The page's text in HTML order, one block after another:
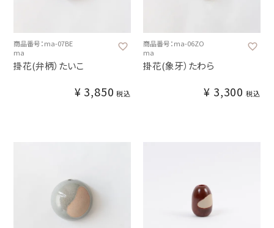
商品番号：ma-07BE
ma
掛花(弁柄）たいこ
¥ 3,850 税込
商品番号：ma-06ZO
ma
掛花(象牙）たわら
¥ 3,300 税込